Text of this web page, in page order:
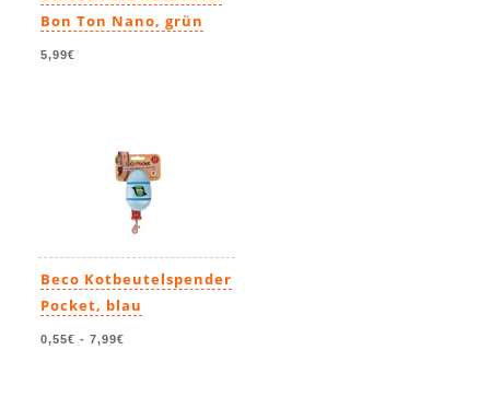
Bon Ton Nano, grün
5,99€
Beco Kotbeutelspender
Pocket, blau
0,55€ - 7,99€